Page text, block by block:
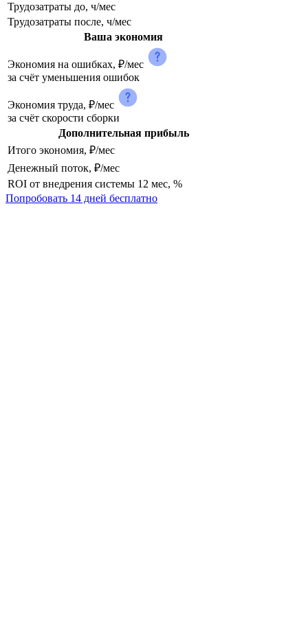
Трудозатраты до, ч/мес
Трудозатраты после, ч/мес
Ваша экономия
Экономия на ошибках, ₽/мес
за счёт уменьшения ошибок
Экономия труда, ₽/мес
за счёт скорости сборки
Дополнительная прибыль
Итого экономия, ₽/мес
Денежный поток, ₽/мес
ROI от внедрения системы 12 мес, %
Попробовать 14 дней бесплатно